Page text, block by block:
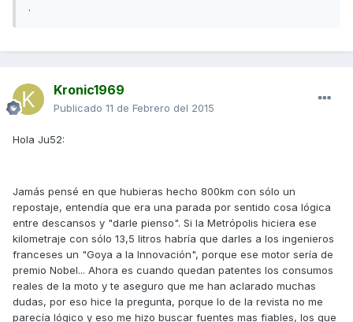
.
Kronic1969
Publicado 11 de Febrero del 2015
Hola Ju52:
Jamás pensé en que hubieras hecho 800km con sólo un
repostaje, entendía que era una parada por sentido cosa lógica
entre descansos y "darle pienso". Si la Metrópolis hiciera ese
kilometraje con sólo 13,5 litros habría que darles a los ingenieros
franceses un "Goya a la Innovación", porque ese motor sería de
premio Nobel... Ahora es cuando quedan patentes los consumos
reales de la moto y te aseguro que me han aclarado muchas
dudas, por eso hice la pregunta, porque lo de la revista no me
parecía lógico y eso me hizo buscar fuentes mas fiables, los que